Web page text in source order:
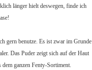
länger hielt deswegen, finde ich
gern benutze. Es ist zwar im Grunde
Das Puder zeigt sich auf der Haut
ganzen Fenty-Sortiment.